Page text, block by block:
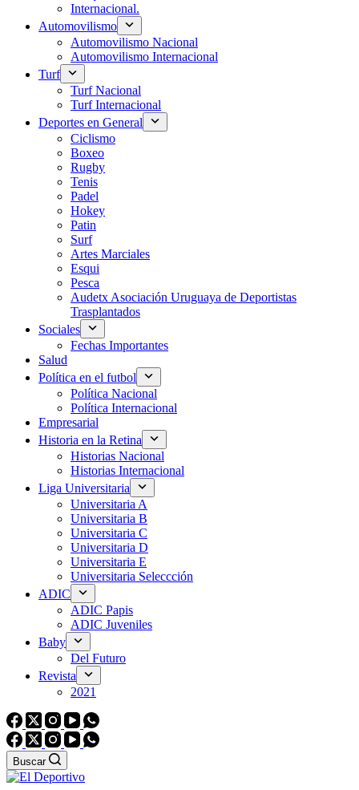
Internacional.
Automovilismo
Automovilismo Nacional
Automovilismo Internacional
Turf
Turf Nacional
Turf Internacional
Deportes en General
Ciclismo
Boxeo
Rugby
Tenis
Padel
Hokey
Patin
Surf
Artes Marciales
Esqui
Pesca
Audetx Asociación Uruguaya de Deportistas
Trasplantados
Sociales
Fechas Importantes
Salud
Política en el futbol
Política Nacional
Política Internacional
Empresarial
Historia en la Retina
Historias Nacional
Historias Internacional
Liga Universitaria
Universitaria A
Universitaria B
Universitaria C
Universitaria D
Universitaria E
Universitaria Seleccción
ADIC
ADIC Papis
ADIC Juveniles
Baby
Del Futuro
Revista
2021
Buscar